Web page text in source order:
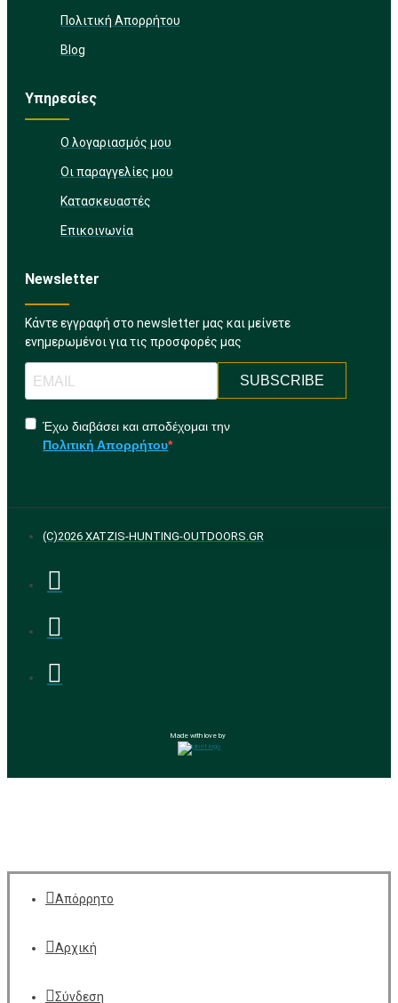
Πολιτική Απορρήτου
Blog
Υπηρεσίες
Ο λογαριασμός μου
Οι παραγγελίες μου
Κατασκευαστές
Επικοινωνία
Newsletter
Κάντε εγγραφή στο newsletter μας και μείνετε
ενημερωμένοι για τις προσφορές μας
SUBSCRIBE
Έχω διαβάσει και αποδέχομαι την
Πολιτική Απορρήτου
(C)2026 XATZIS-HUNTING-OUTDOORS.GR
Made with love by
Απόρρητο
Αρχική
Σύνδεση